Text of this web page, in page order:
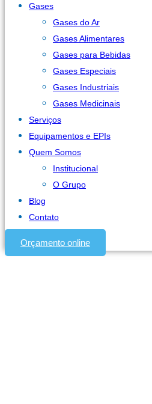
Gases
Gases do Ar
Gases Alimentares
Gases para Bebidas
Gases Especiais
Gases Industriais
Gases Medicinais
Serviços
Equipamentos e EPIs
Quem Somos
Institucional
O Grupo
Blog
Contato
Orçamento online